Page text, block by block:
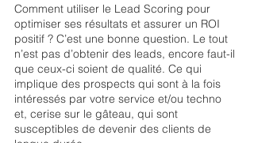
Comment utiliser le Lead Scoring pour
optimiser ses résultats et assurer un ROI
positif ? C’est une bonne question. Le tout
n’est pas d’obtenir des leads, encore faut-il
que ceux-ci soient de qualité. Ce qui
implique des prospects qui sont à la fois
intéressés par votre service et/ou techno
et, cerise sur le gâteau, qui sont
susceptibles de devenir des clients de